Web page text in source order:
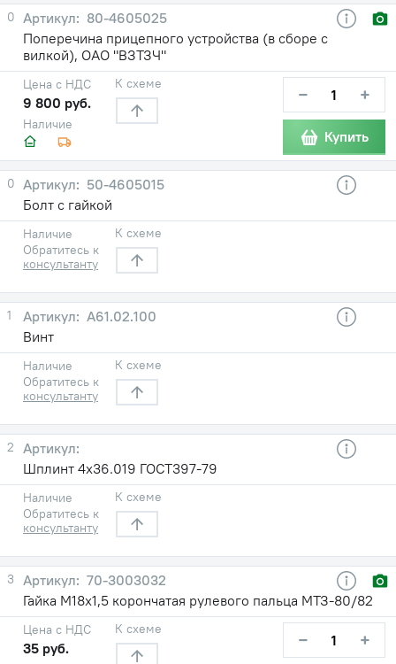
0
80-4605025
Поперечина прицепного устройства (в сборе с
вилкой), ОАО "ВЗТЗЧ"
Наличие
Цена с НДС
9 800 руб.
К схеме − +
Купить
0
50-4605015
Болт с гайкой
Наличие
Обратитесь к
консультанту
К схеме
1
A61.02.100
Винт
Наличие
Обратитесь к
консультанту
К схеме
2
Шплинт 4х36.019 ГОСТ397-79
Наличие
Обратитесь к
консультанту
К схеме
3
70-3003032
Гайка М18х1,5 корончатая рулевого пальца МТЗ-80/82
Цена с НДС
35 руб.
К схеме − +